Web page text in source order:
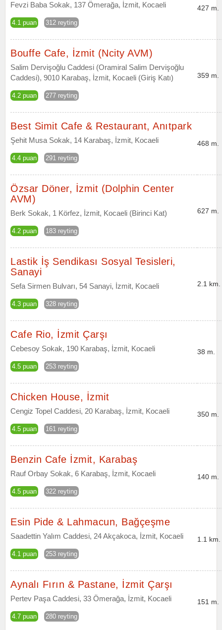
Fevzi Baba Sokak, 137 Ömerağa, İzmit, Kocaeli
4.1 puan 312 reyting
427 m.
Bouffe Cafe, İzmit (Ncity AVM)
Salim Dervişoğlu Caddesi (Oramiral Salim Dervişoğlu
Caddesi), 9010 Karabaş, İzmit, Kocaeli (Giriş Katı)
4.2 puan 277 reyting
359 m.
Best Simit Cafe & Restaurant, Anıtpark
Şehit Musa Sokak, 14 Karabaş, İzmit, Kocaeli
4.4 puan 291 reyting
468 m.
Özsar Döner, İzmit (Dolphin Center
AVM)
Berk Sokak, 1 Körfez, İzmit, Kocaeli (Birinci Kat)
4.2 puan 183 reyting
627 m.
Lastik İş Sendikası Sosyal Tesisleri,
Sanayi
Sefa Sirmen Bulvarı, 54 Sanayi, İzmit, Kocaeli
4.3 puan 328 reyting
2.1 km.
Cafe Rio, İzmit Çarşı
Cebesoy Sokak, 190 Karabaş, İzmit, Kocaeli
4.5 puan 253 reyting
38 m.
Chicken House, İzmit
Cengiz Topel Caddesi, 20 Karabaş, İzmit, Kocaeli
4.5 puan 161 reyting
350 m.
Benzin Cafe İzmit, Karabaş
Rauf Orbay Sokak, 6 Karabaş, İzmit, Kocaeli
4.5 puan 322 reyting
140 m.
Esin Pide & Lahmacun, Bağçeşme
Saadettin Yalım Caddesi, 24 Akçakoca, İzmit, Kocaeli
4.1 puan 253 reyting
1.1 km.
Aynalı Fırın & Pastane, İzmit Çarşı
Pertev Paşa Caddesi, 33 Ömerağa, İzmit, Kocaeli
4.7 puan 280 reyting
151 m.